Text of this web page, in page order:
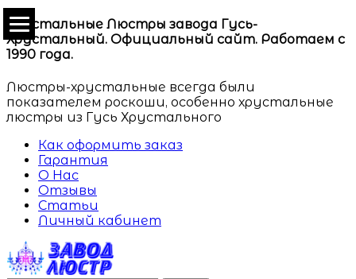
Хрустальные Люстры завода Гусь-
Хрустальный. Официальный сайт. Работаем с
1990 года.
Люстры-хрустальные всегда были
показателем роскоши, особенно хрустальные
люстры из Гусь Хрустального
Как оформить заказ
Гарантия
О Нас
Отзывы
Статьи
Личный кабинет